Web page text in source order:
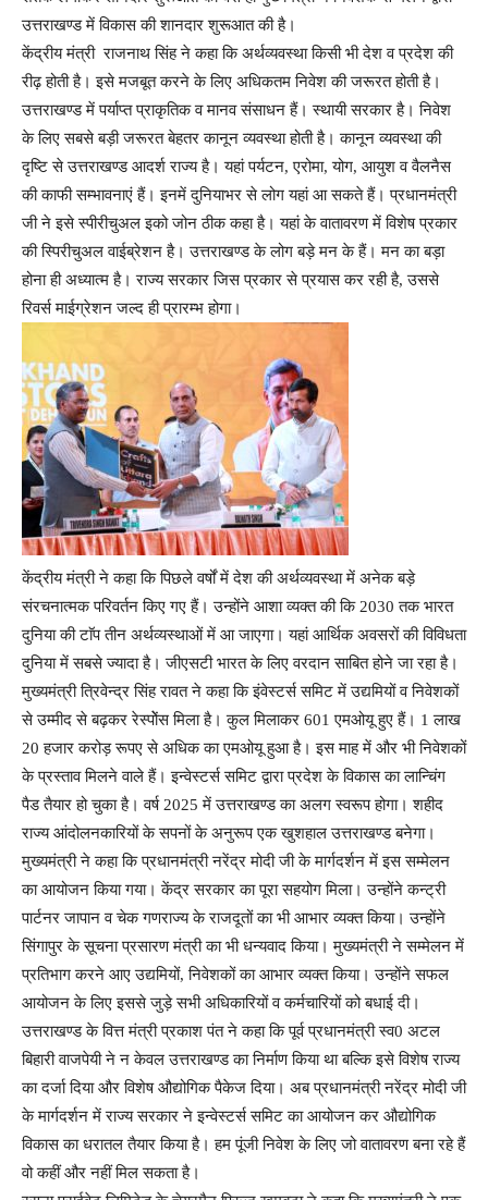
उत्तराखण्ड में विकास की शानदार शुरूआत की है।
केंद्रीय मंत्री राजनाथ सिंह ने कहा कि अर्थव्यवस्था किसी भी देश व प्रदेश की
रीढ़ होती है। इसे मजबूत करने के लिए अधिकतम निवेश की जरूरत होती है।
उत्तराखण्ड में पर्याप्त प्राकृतिक व मानव संसाधन हैं। स्थायी सरकार है। निवेश
के लिए सबसे बड़ी जरूरत बेहतर कानून व्यवस्था होती है। कानून व्यवस्था की
दृष्टि से उत्तराखण्ड आदर्श राज्य है। यहां पर्यटन, एरोमा, योग, आयुश व वैलनैस
की काफी सम्भावनाएं हैं। इनमें दुनियाभर से लोग यहां आ सकते हैं। प्रधानमंत्री
जी ने इसे स्पीरीचुअल इको जोन ठीक कहा है। यहां के वातावरण में विशेष प्रकार
की स्पिरीचुअल वाईब्रेशन है। उत्तराखण्ड के लोग बड़े मन के हैं। मन का बड़ा
होना ही अध्यात्म है। राज्य सरकार जिस प्रकार से प्रयास कर रही है, उससे
रिवर्स माईग्रेशन जल्द ही प्रारम्भ होगा।
केंद्रीय मंत्री ने कहा कि पिछले वर्षों में देश की अर्थव्यवस्था में अनेक बड़े
संरचनात्मक परिवर्तन किए गए हैं। उन्होंने आशा व्यक्त की कि 2030 तक भारत
दुनिया की टाॅप तीन अर्थव्यस्थाओं में आ जाएगा। यहां आर्थिक अवसरों की विविधता
दुनिया में सबसे ज्यादा है। जीएसटी भारत के लिए वरदान साबित होने जा रहा है।
मुख्यमंत्री त्रिवेन्द्र सिंह रावत ने कहा कि इंवेस्टर्स समिट में उद्यमियों व निवेशकों
से उम्मीद से बढ़कर रेस्पोेंस मिला है। कुल मिलाकर 601 एमओयू हुए हैं। 1 लाख
20 हजार करोड़ रूपए से अधिक का एमओयू हुआ है। इस माह में और भी निवेशकों
के प्रस्ताव मिलने वाले हैं। इन्वेस्टर्स समिट द्वारा प्रदेश के विकास का लान्चिंग
पैड तैयार हो चुका है। वर्ष 2025 में उत्तराखण्ड का अलग स्वरूप होगा। शहीद
राज्य आंदोलनकारियों के सपनों के अनुरूप एक खुशहाल उत्तराखण्ड बनेगा।
मुख्यमंत्री ने कहा कि प्रधानमंत्री नरेंद्र मोदी जी के मार्गदर्शन में इस सम्मेलन
का आयोजन किया गया। केंद्र सरकार का पूरा सहयोग मिला। उन्होंने कन्ट्री
पार्टनर जापान व चेक गणराज्य के राजदूतों का भी आभार व्यक्त किया। उन्होंने
सिंगापुर के सूचना प्रसारण मंत्री का भी धन्यवाद किया। मुख्यमंत्री ने सम्मेलन में
प्रतिभाग करने आए उद्यमियों, निवेशकों का आभार व्यक्त किया। उन्होंने सफल
आयोजन के लिए इससे जुड़े सभी अधिकारियों व कर्मचारियों को बधाई दी।
उत्तराखण्ड के वित्त मंत्री प्रकाश पंत ने कहा कि पूर्व प्रधानमंत्री स्व0 अटल
बिहारी वाजपेयी ने न केवल उत्तराखण्ड का निर्माण किया था बल्कि इसे विशेष राज्य
का दर्जा दिया और विशेष औद्योगिक पैकेज दिया। अब प्रधानमंत्री नरेंद्र मोदी जी
के मार्गदर्शन में राज्य सरकार ने इन्वेस्टर्स समिट का आयोजन कर औद्योगिक
विकास का धरातल तैयार किया है। हम पूंजी निवेश के लिए जो वातावरण बना रहे हैं
वो कहीं और नहीं मिल सकता है।